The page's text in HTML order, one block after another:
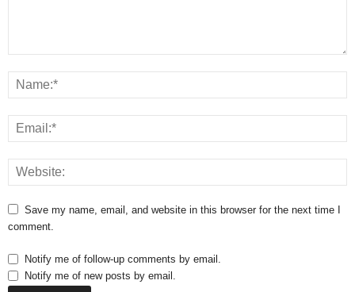
Save my name, email, and website in this browser for the next time I
comment.
Notify me of follow-up comments by email.
Notify me of new posts by email.